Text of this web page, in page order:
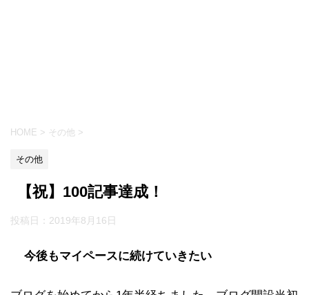
HOME > その他 >
その他
【祝】100記事達成！
投稿日： 2019年8月16日
今後もマイペースに続けていきたい